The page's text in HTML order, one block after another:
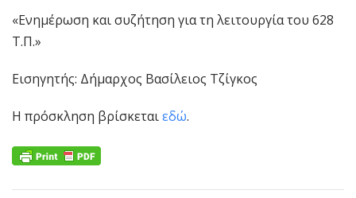
«Ενημέρωση και συζήτηση για τη λειτουργία του 628
Τ.Π.»
Εισηγητής: Δήμαρχος Βασίλειος Τζίγκος
Η πρόσκληση βρίσκεταιεδώ.